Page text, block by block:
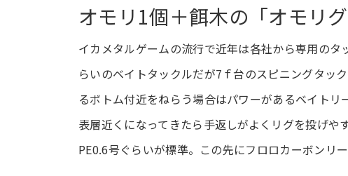
オモリ1個＋餌木の「オモリ
イカメタルゲームの流行で近年は各社から専用の
らいのベイトタックルだが7ｆ台のスピニングタッ
るボトム付近をねらう場合はパワーがあるベイト
表層近くになってきたら手返しがよくリグを投げ
PE0.6号ぐらいが標準。この先にフロロカーボンリ